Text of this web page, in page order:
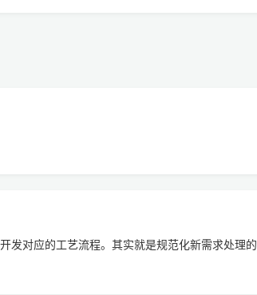
发对应的工艺流程。其实就是规范化新需求处理